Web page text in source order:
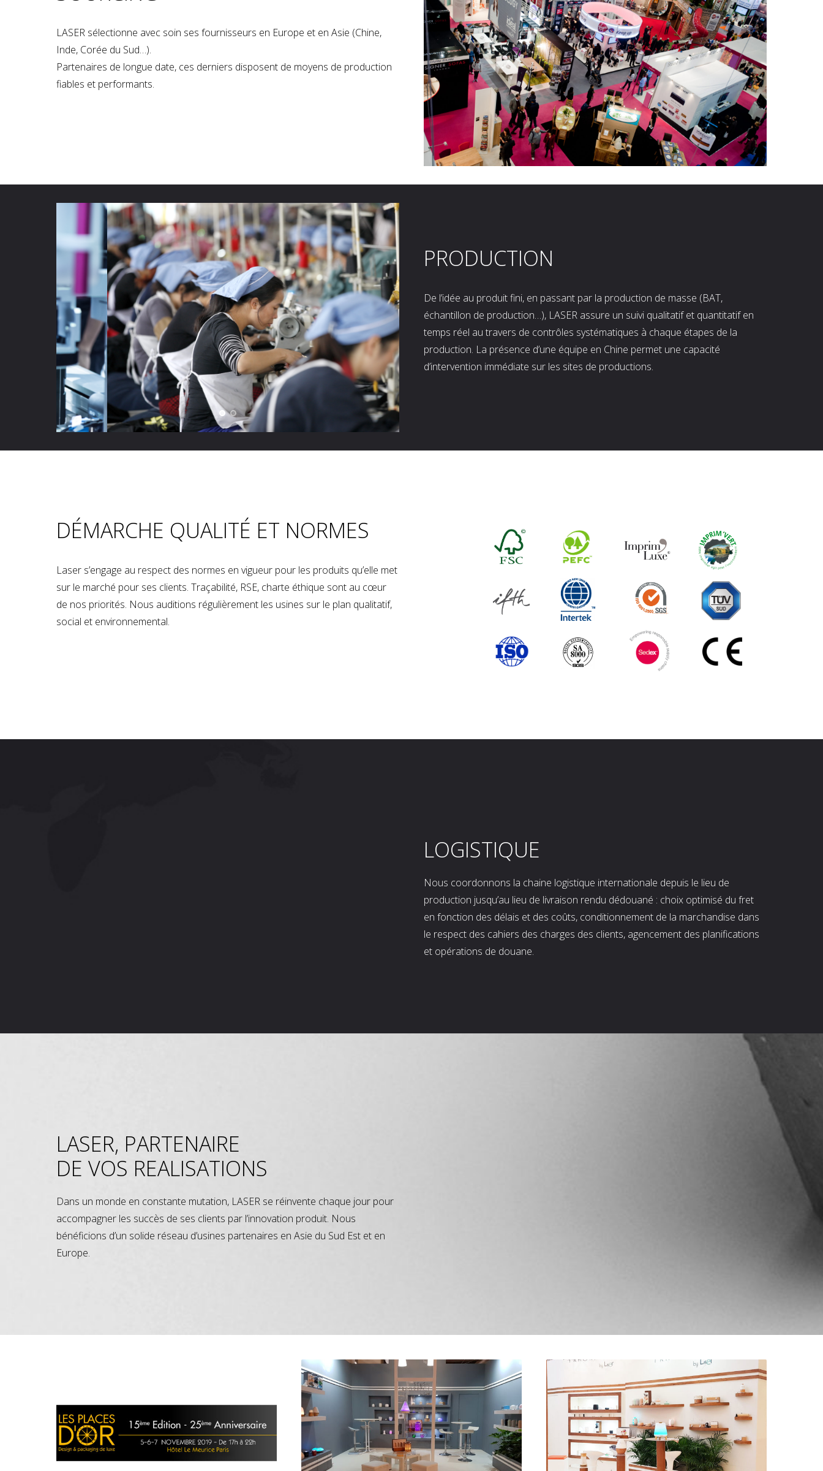
LASER sélectionne avec soin ses fournisseurs en Europe et en Asie (Chine,
Inde, Corée du Sud…).
Partenaires de longue date, ces derniers disposent de moyens de production
fiables et performants.
PRODUCTION
De l’idée au produit fini, en passant par la production de masse (BAT,
échantillon de production…), LASER assure un suivi qualitatif et quantitatif en
temps réel au travers de contrôles systématiques à chaque étapes de la
production. La présence d’une équipe en Chine permet une capacité
d’intervention immédiate sur les sites de productions.
DÉMARCHE QUALITÉ ET NORMES
Laser s’engage au respect des normes en vigueur pour les produits qu’elle met
sur le marché pour ses clients. Traçabilité, RSE, charte éthique sont au cœur
de nos priorités. Nous auditions régulièrement les usines sur le plan qualitatif,
social et environnemental.
LOGISTIQUE
Nous coordonnons la chaine logistique internationale depuis le lieu de
production jusqu’au lieu de livraison rendu dédouané : choix optimisé du fret
en fonction des délais et des coûts, conditionnement de la marchandise dans
le respect des cahiers des charges des clients, agencement des planifications
et opérations de douane.
LASER, PARTENAIRE
DE VOS REALISATIONS
Dans un monde en constante mutation, LASER se réinvente chaque jour pour
accompagner les succès de ses clients par l’innovation produit. Nous
bénéficions d’un solide réseau d’usines partenaires en Asie du Sud Est et en
Europe.